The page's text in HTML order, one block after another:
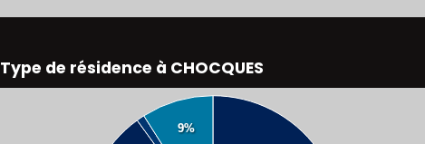
Type de résidence à CHOCQUES
9%